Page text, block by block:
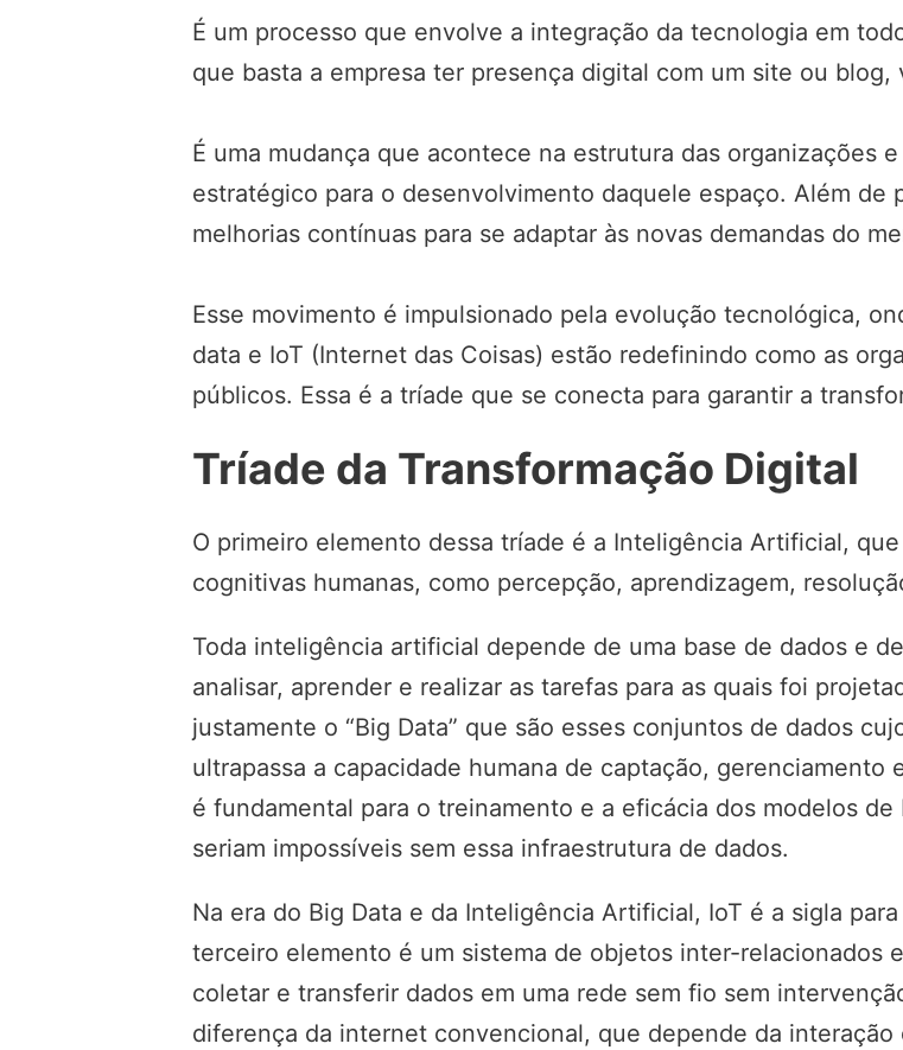
É um processo que envolve a integração da tecnologia em
que basta a empresa ter presença digital com um site ou blog,
É uma mudança que acontece na estrutura das organizações
estratégico para o desenvolvimento daquele espaço. Além de
melhorias contínuas para se adaptar às novas demandas do
Esse movimento é impulsionado pela evolução tecnológica,
data e IoT (Internet das Coisas) estão redefinindo como as
públicos. Essa é a tríade que se conecta para garantir a
Tríade da Transformação Digital
O primeiro elemento dessa tríade é a Inteligência Artificial,
cognitivas humanas, como percepção, aprendizagem,
Toda inteligência artificial depende de uma base de dados e
analisar, aprender e realizar as tarefas para as quais foi
justamente o “Big Data” que são esses conjuntos de dados
ultrapassa a capacidade humana de captação, gerenciamento
é fundamental para o treinamento e a eficácia dos modelos
seriam impossíveis sem essa infraestrutura de dados.
Na era do Big Data e da Inteligência Artificial, IoT é a sigla
terceiro elemento é um sistema de objetos inter-relacionados
coletar e transferir dados em uma rede sem fio sem
diferença da internet convencional, que depende da interação